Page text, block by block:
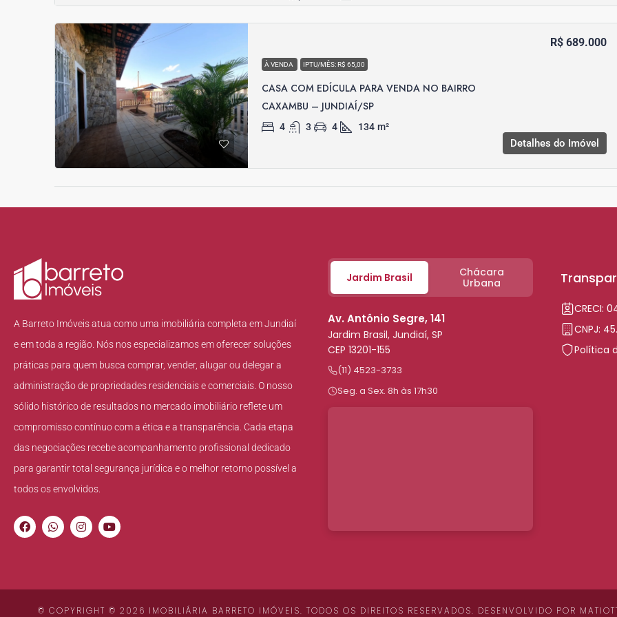
À VENDA IPTU/MÊS: R$ 65,00
CASA COM EDÍCULA PARA VENDA NO BAIRRO
CAXAMBU – JUNDIAÍ/SP
R$ 689.000
4 3 4 134 m²
Detalhes do Imóvel
A Barreto Imóveis atua como uma imobiliária completa em Jundiaí
e em toda a região. Nós nos especializamos em oferecer soluções
práticas para quem busca comprar, vender, alugar ou delegar a
administração de propriedades residenciais e comerciais. O nosso
sólido histórico de resultados no mercado imobiliário reflete um
compromisso contínuo com a ética e a transparência. Cada etapa
das negociações recebe acompanhamento profissional dedicado
para garantir total segurança jurídica e o melhor retorno possível a
todos os envolvidos.
Jardim Brasil
Chácara
Urbana
Av. Antônio Segre, 141
Jardim Brasil, Jundiaí, SP
CEP 13201-155
(11) 4523-3733
Seg. a Sex. 8h às 17h30
CRECI:
CNPJ:
Política
© COPYRIGHT © 2026 IMOBILIÁRIA BARRETO IMÓVEIS. TODOS OS DIREITOS RESERVADOS. DESENVOLVIDO POR